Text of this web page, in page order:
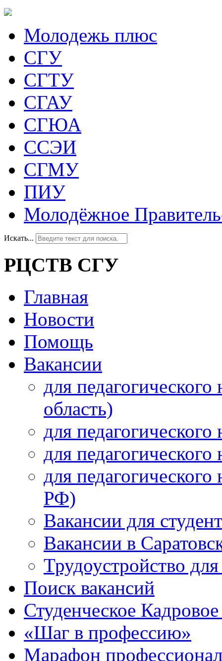
Молодежь плюс
СГУ
СГТУ
СГАУ
СГЮА
ССЭИ
СГМУ
ПИУ
Молодёжное
Искать...
РЦСТВ СГУ
Главная
Новости
Помощь
Вакансии
для
область)
для
для
для
РФ)
Вакансии для
Вакансии в
Трудоустройство
Поиск вакансий
Студенческое Кадровое
«Шаг в профессию»
Марафон